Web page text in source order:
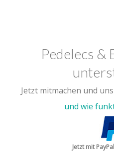
Pedelecs &
Jetzt mitmachen und
und wie
Jetzt mit